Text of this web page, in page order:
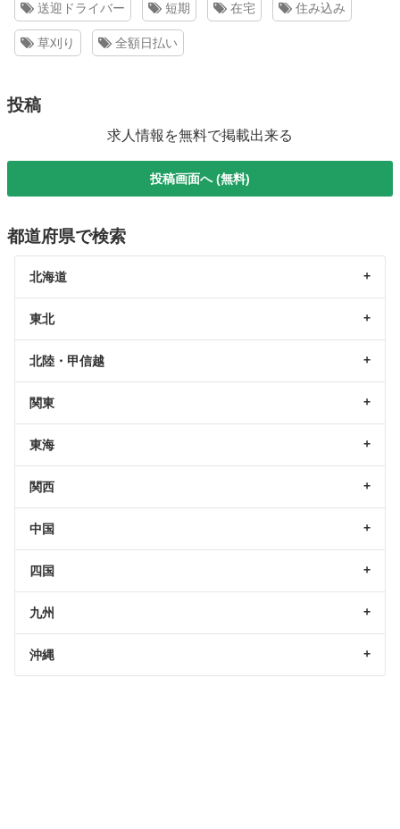
送迎ドライバー 短期 在宅 住み込み
草刈り 全額日払い
投稿
求人情報を無料で掲載出来る
投稿画面へ (無料)
都道府県で検索
北海道
東北
北陸・甲信越
関東
東海
関西
中国
四国
九州
沖縄